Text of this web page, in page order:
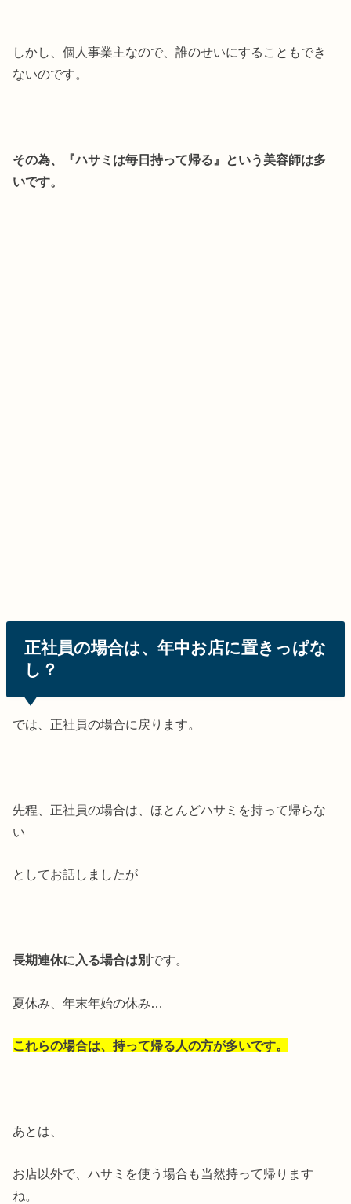
しかし、個人事業主なので、誰のせいにすることもでき
ないのです。
その為、『ハサミは毎日持って帰る』という美容師は多
いです。
正社員の場合は、年中お店に置きっぱな
し？
では、正社員の場合に戻ります。
先程、正社員の場合は、ほとんどハサミを持って帰らな
い
としてお話しましたが
長期連休に入る場合は別 です。
夏休み、年末年始の休み…
これらの場合は、持って帰る人の方が多いです。
あとは、
お店以外で、ハサミを使う場合も当然持って帰ります
ね。